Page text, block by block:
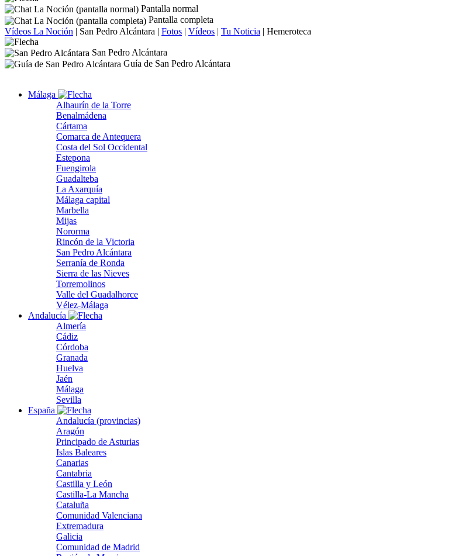
Pantalla normal
Pantalla completa
Vídeos La Noción | San Pedro Alcántara | Fotos | Vídeos | Tu Noticia | Hemeroteca
San Pedro Alcántara
Guía de San Pedro Alcántara
Málaga
Alhaurín de la Torre
Benalmádena
Cártama
Comarca de Antequera
Costa del Sol Occidental
Estepona
Fuengirola
Guadalteba
La Axarquía
Málaga capital
Marbella
Mijas
Nororma
Rincón de la Victoria
San Pedro Alcántara
Serranía de Ronda
Sierra de las Nieves
Torremolinos
Valle del Guadalhorce
Vélez-Málaga
Andalucía
Almería
Cádiz
Córdoba
Granada
Huelva
Jaén
Málaga
Sevilla
España
Andalucía (provincias)
Aragón
Principado de Asturias
Islas Baleares
Canarias
Cantabria
Castilla y León
Castilla-La Mancha
Cataluña
Comunidad Valenciana
Extremadura
Galicia
Comunidad de Madrid